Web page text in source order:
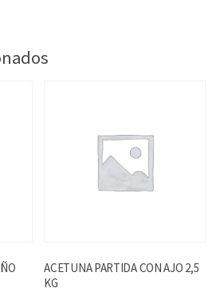
ACETUNA PARTIDA CON AJO 2,5
KG